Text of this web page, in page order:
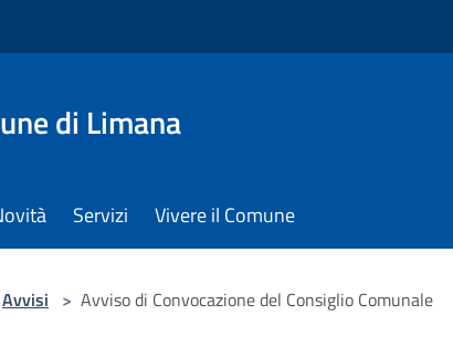
di Limana
Servizi Vivere il Comune
Avvisi > Avviso di Convocazione del Consiglio Comunale